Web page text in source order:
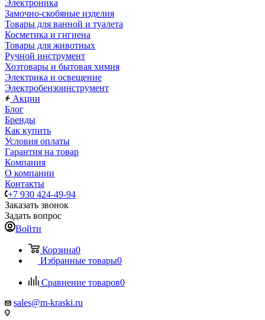
Электроника
Замочно-скобяные изделия
Товары для ванной и туалета
Косметика и гигиена
Товары для животных
Ручной инструмент
Хозтовары и бытовая химия
Электрика и освещение
Электробензоинструмент
Акции
Блог
Бренды
Как купить
Условия оплаты
Гарантия на товар
Компания
О компании
Контакты
+7 930 424-49-94
Заказать звонок
Задать вопрос
Войти
Корзина0
Избранные товары0
Сравнение товаров0
sales@m-kraski.ru